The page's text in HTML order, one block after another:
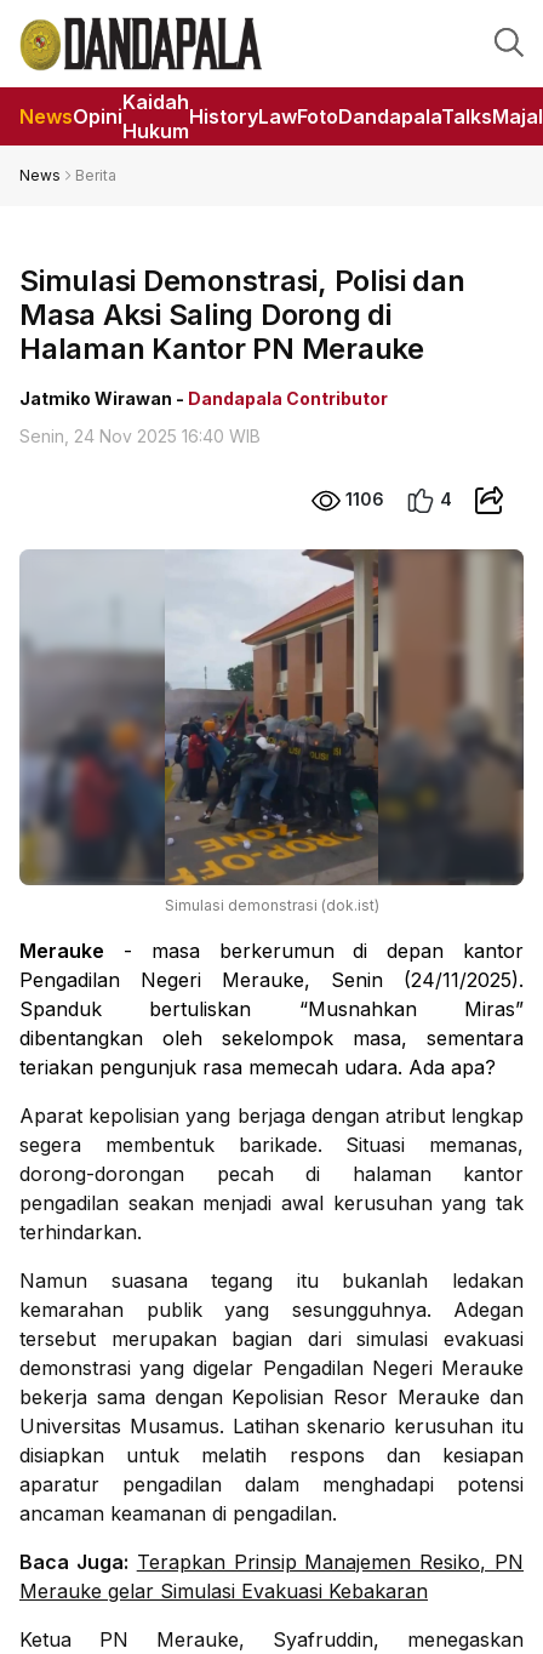
NewsOpini
Kaidah
Hukum
HistoryLawFotoDandapalaTalks
News Berita
Simulasi Demonstrasi, Polisi dan
Masa Aksi Saling Dorong di
Halaman Kantor PN Merauke
Jatmiko Wirawan - Dandapala Contributor
Senin, 24 Nov 2025 16:40 WIB
1106 4
Simulasi demonstrasi (dok.ist)
Merauke - masa berkerumun di depan kantor
Pengadilan Negeri Merauke, Senin (24/11/2025).
Spanduk bertuliskan “Musnahkan Miras”
dibentangkan oleh sekelompok masa, sementara
teriakan pengunjuk rasa memecah udara. Ada apa?
Aparat kepolisian yang berjaga dengan atribut lengkap
segera membentuk barikade. Situasi memanas,
dorong-dorongan pecah di halaman kantor
pengadilan seakan menjadi awal kerusuhan yang tak
terhindarkan.
Namun suasana tegang itu bukanlah ledakan
kemarahan publik yang sesungguhnya. Adegan
tersebut merupakan bagian dari simulasi evakuasi
demonstrasi yang digelar Pengadilan Negeri Merauke
bekerja sama dengan Kepolisian Resor Merauke dan
Universitas Musamus. Latihan skenario kerusuhan itu
disiapkan untuk melatih respons dan kesiapan
aparatur pengadilan dalam menghadapi potensi
ancaman keamanan di pengadilan.
Baca Juga: Terapkan Prinsip Manajemen Resiko, PN
Merauke gelar Simulasi Evakuasi Kebakaran
Ketua PN Merauke, Syafruddin, menegaskan